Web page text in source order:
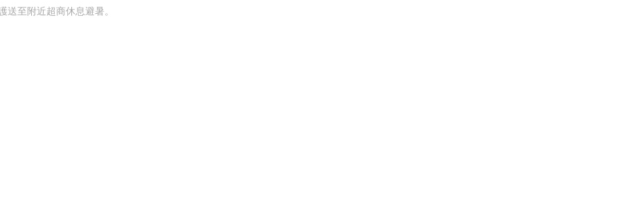
送至附近超商休息避暑。